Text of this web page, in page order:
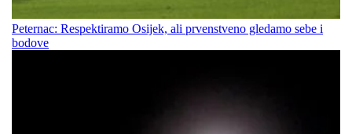
Peternac: Respektiramo Osijek, ali prvenstveno gledamo sebe i
bodove